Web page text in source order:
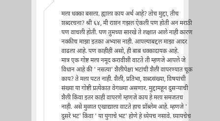
मला धक्का बसला. ह्याला काय अर्थ आहे? तोच मुद्दा, तीच
शब्दरचना? श्री ६४, मी राशन गझल ऐकली पण होती अन मराठी
पण वाचली होती. पण तुमच्या सारखे ते लक्षात आले नाही कारण
नक्कीच माझा इतका अभ्यास नाही. आपल्याबद्दल माझा आदर
वाढला आहे. पण काहीही असो, ही बाब धक्कादायक आहे.
मात्र एक गोष्ट मला नमूद करावीशी वाटते ती म्हणजे आपले जे
विधान आहे की ' नसत्या' शैलीपेक्षा भटांची शैली वापरण्यात चूक
काय? ते मला पटत नाही. शैली, प्रतिभा, शब्दसंख्या, विषयांची
संख्या या गोष्टी प्रत्येकात वेगळ्या असणार. मुद्दामहून दुसर्‍याची
शैली किंवा इतर काही वापरणे म्हणजे काय हे मला समजतच
नाही. असे मुळात एखाद्याला वाटते हाच प्रॉब्लेम आहे. म्हणजे '
दुसरे भट' किंवा ' या युगाचे भट' होणे हे ध्येयच नसावे. घ्यायचेच